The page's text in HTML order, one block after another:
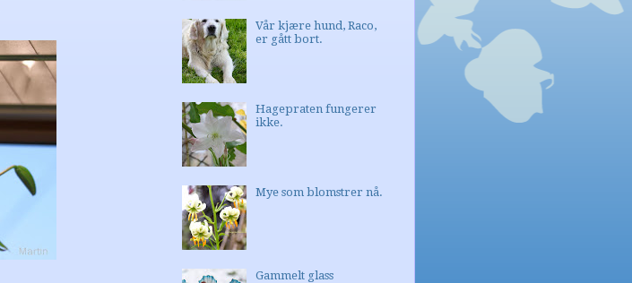
Vår kjære hund, Raco,
er gått bort.
Hagepraten fungerer
ikke.
Mye som blomstrer nå.
Gammelt glass